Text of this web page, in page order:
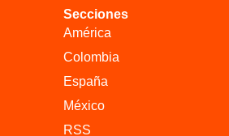
Secciones
América
Colombia
España
México
RSS